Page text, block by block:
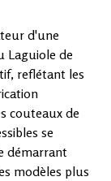
d'une
Laguiole de
reflétant les
couteaux de
se
démarrant
modèles plus